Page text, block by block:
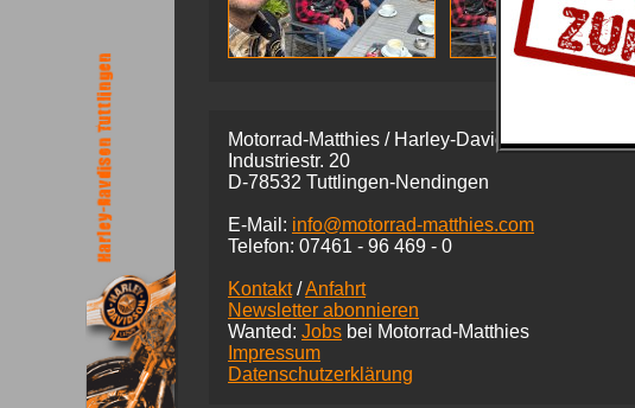
Motorrad-Matthies / Harley-Davidson Tuttlingen
Industriestr. 20
D-78532 Tuttlingen-Nendingen
E-Mail: info@motorrad-matthies.com
Telefon: 07461 - 96 469 - 0
Kontakt/Anfahrt
Newsletter abonnieren
Wanted: Jobs bei Motorrad-Matthies
Impressum
Datenschutzerklärung